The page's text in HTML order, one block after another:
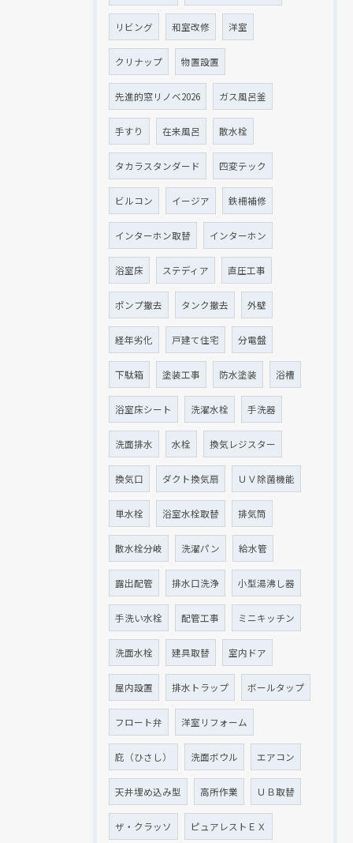
リビング 和室改修 洋室
クリナップ 物置設置
先進的窓リノベ2026 ガス風呂釜
手すり 在来風呂 散水栓
タカラスタンダード 四変テック
ビルコン イージア 鉄柵補修
インターホン取替 インターホン
浴室床 ステディア 直圧工事
ポンプ撤去 タンク撤去 外壁
経年劣化 戸建て住宅 分電盤
下駄箱 塗装工事 防水塗装 浴槽
浴室床シート 洗濯水栓 手洗器
洗面排水 水栓 換気レジスター
換気口 ダクト換気扇 ＵＶ除菌機能
単水栓 浴室水栓取替 排気筒
散水栓分岐 洗濯パン 給水管
露出配管 排水口洗浄 小型湯沸し器
手洗い水栓 配管工事 ミニキッチン
洗面水栓 建具取替 室内ドア
屋内設置 排水トラップ ボールタップ
フロート弁 洋室リフォーム
庇（ひさし） 洗面ボウル エアコン
天井埋め込み型 高所作業 ＵＢ取替
ザ・クラッソ ピュアレストＥＸ